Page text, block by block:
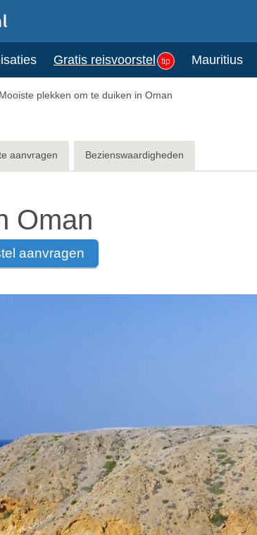
Gratis reisvoorstel tip Mauritius
Mooiste plekken om te duiken in Oman
aanvragen Bezienswaardigheden
Oman
aanvragen